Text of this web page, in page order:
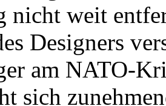
nicht weit
Designers
am NATO-
sich